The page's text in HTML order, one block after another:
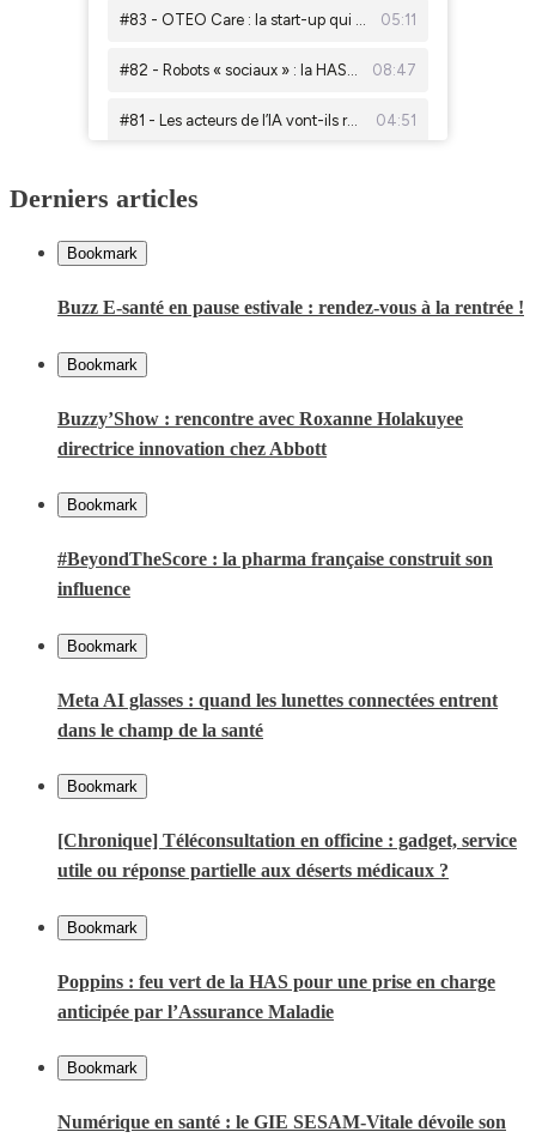
Derniers articles
Bookmark
Buzz E-santé en pause estivale : rendez-vous à la rentrée !
Bookmark
Buzzy’Show : rencontre avec Roxanne Holakuyee
directrice innovation chez Abbott
Bookmark
#BeyondTheScore : la pharma française construit son
influence
Bookmark
Meta AI glasses : quand les lunettes connectées entrent
dans le champ de la santé
Bookmark
[Chronique] Téléconsultation en officine : gadget, service
utile ou réponse partielle aux déserts médicaux ?
Bookmark
Poppins : feu vert de la HAS pour une prise en charge
anticipée par l’Assurance Maladie
Bookmark
Numérique en santé : le GIE SESAM-Vitale dévoile son